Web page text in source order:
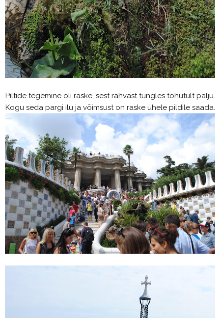
Piltide tegemine oli raske, sest rahvast tungles tohutult palju.
Kogu seda pargi ilu ja võimsust on raske ühele pildile saada.